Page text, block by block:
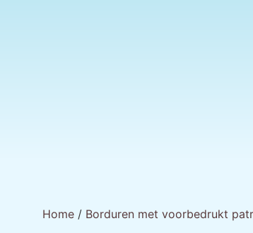
Home / Borduren met voorbedrukt